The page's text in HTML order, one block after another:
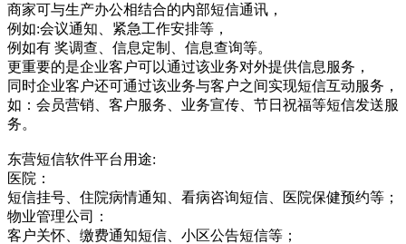
商家可与生产办公相结合的内部短信通讯，
例如:会议通知、紧急工作安排等，
例如有 奖调查、信息定制、信息查询等。
更重要的是企业客户可以通过该业务对外提供信息服务，
同时企业客户还可通过该业务与客户之间实现短信互动服务，
如：会员营销、客户服务、业务宣传、节日祝福等短信发送服
务。
东营短信软件平台用途:
医院：
短信挂号、住院病情通知、看病咨询短信、医院保健预约等；
物业管理公司：
客户关怀、缴费通知短信、小区公告短信等；